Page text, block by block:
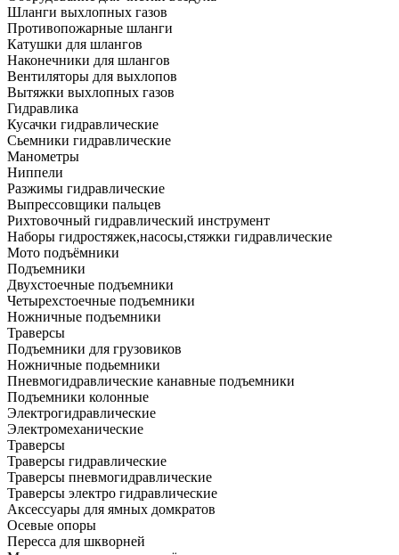
Шланги выхлопных газов
Противопожарные шланги
Катушки для шлангов
Наконечники для шлангов
Вентиляторы для выхлопов
Вытяжки выхлопных газов
Гидравлика
Кусачки гидравлические
Сьемники гидравлические
Манометры
Ниппели
Разжимы гидравлические
Выпрессовщики пальцев
Рихтовочный гидравлический инструмент
Наборы гидростяжек,насосы,стяжки гидравлические
Мото подъёмники
Подъемники
Двухстоечные подъемники
Четырехстоечные подъемники
Ножничные подъемники
Траверсы
Подъемники для грузовиков
Ножничные подьемники
Пневмогидравлические канавные подъемники
Подъемники колонные
Электрогидравлические
Электромеханические
Траверсы
Траверсы гидравлические
Траверсы пневмогидравлические
Траверсы электро гидравлические
Аксессуары для ямных домкратов
Осевые опоры
Пересса для шкворней